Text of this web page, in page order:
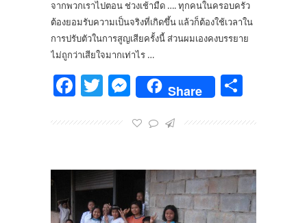
จากพวกเราไปตอน ช่วงเช้ามืด …. ทุกคนในครอบครัว
ต้องยอมรับความเป็นจริงที่เกิดขึ้น แล้วก็ต้องใช้เวลาใน
การปรับตัวในการสูญเสียครั้งนี้ ส่วนผมเองคงบรรยาย
ไม่ถูกว่าเสียใจมากเท่าไร …
Facebook
Twitter
Messenger
Share